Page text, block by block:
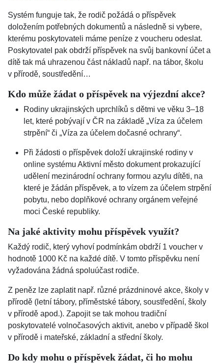
Systém funguje tak, že rodič požádá o příspěvek
doložením potřebných dokumentů a následně si vybere,
kterému poskytovateli máme peníze z voucheru odeslat.
Poskytovatel pak obdrží příspěvek na svůj bankovní účet a
dítě tak má uhrazenou část nákladů např. na tábor, školu
v přírodě, soustředění…
Kdo může žádat o příspěvek na výjezdní akce?
Rodiny ukrajinských uprchlíků s dětmi ve věku 3–18
let, které pobývají v ČR na základě „Víza za účelem
strpění“ či „Víza za účelem dočasné ochrany“.
Při žádosti o příspěvek doloží ukrajinské rodiny v
online systému Aktivní město dokument prokazující
udělení mezinárodní ochrany formou azylu dítěti, na
které je žádán příspěvek, a to vízem za účelem strpění
pobytu, nebo doplňkové ochrany orgánem veřejné
moci České republiky.
Na jaké aktivity mohu příspěvek využít?
Každý rodič, který vyhoví podmínkám obdrží 1 voucher v
hodnotě 1000 Kč na každé dítě. V tomto příspěvku není
vyžadována žádná spoluúčast rodiče.
Z peněz lze zaplatit např. různé prázdninové akce, školy v
přírodě (letní tábory, příměstské tábory, soustředění, školy
v přírodě apod.). Zapojit se tak mohou tradiční
poskytovatelé volnočasových aktivit, anebo v případě škol
v přírodě i mateřské, základní a střední školy.
Do kdy mohu o příspěvek žádat, či ho mohu